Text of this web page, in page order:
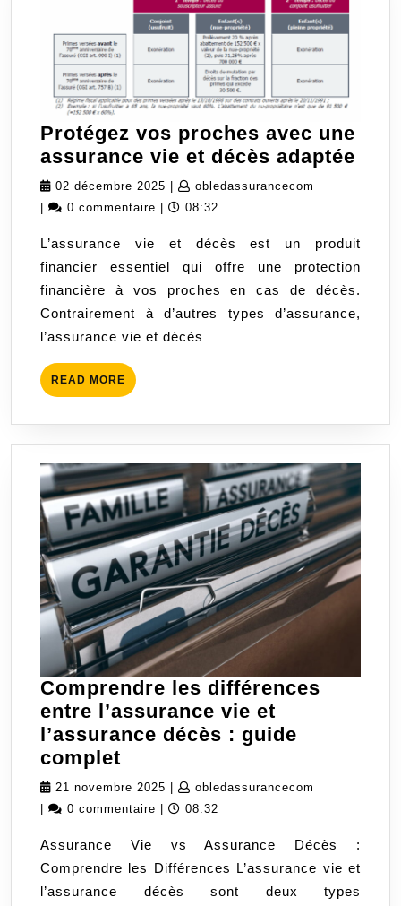
Protégez vos proches avec une
assurance vie et décès adaptée
une
vie
et
02 décembre 2025 02
décembre
obledassurancecom
0 commentaire 08:32
L’assurance vie et décès est un produit
financier essentiel qui offre une protection
financière à vos proches en cas de décès.
Contrairement à d’autres types d’assurance,
l’assurance vie et décès
READ MORE READ
MORE
Comprendre les différences
entre l’assurance vie et
l’assurance décès : guide
complet
les
différences
l’assurance
vie
21 novembre 2025 21
novembre
obledassurancecom
0 commentaire 08:32
Assurance Vie vs Assurance Décès :
Comprendre les Différences L’assurance vie et
l’assurance décès sont deux types